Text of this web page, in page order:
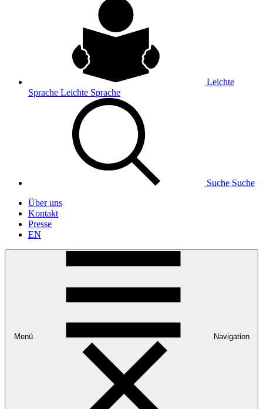
Leichte
Sprache Leichte Sprache
Suche Suche
Über uns
Kontakt
Presse
EN
Menü Navigation